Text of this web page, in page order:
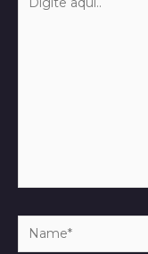
aqui..
Name*